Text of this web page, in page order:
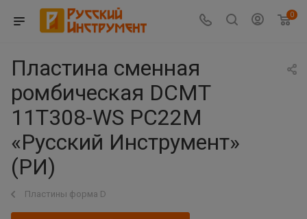
0
Пластина сменная
ромбическая DCMT
11T308-WS PC22M
«Русский Инструмент»
(РИ)
Пластины форма D